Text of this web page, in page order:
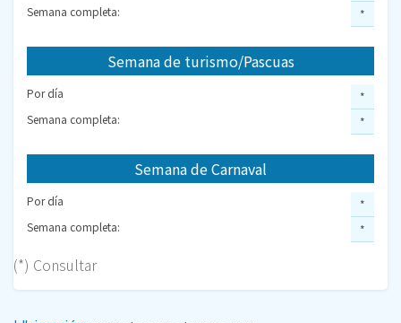
Semana completa:
*
Semana de turismo/Pascuas
Por día
Semana completa:
*
*
Semana de Carnaval
Por día
Semana completa:
*
*
(*) Consultar